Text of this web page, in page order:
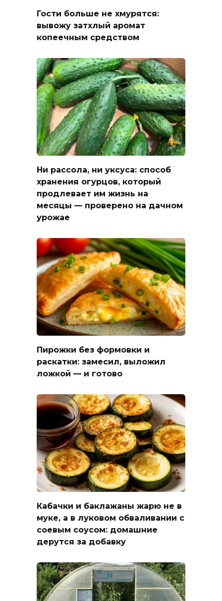
Гости больше не хмурятся:
вывожу затхлый аромат
копеечным средством
Ни рассола, ни уксуса: способ
хранения огурцов, который
продлевает им жизнь на
месяцы — проверено на дачном
урожае
Пирожки без формовки и
раскатки: замесил, выложил
ложкой — и готово
Кабачки и баклажаны жарю не в
муке, а в луковом обваливании с
соевым соусом: домашние
дерутся за добавку